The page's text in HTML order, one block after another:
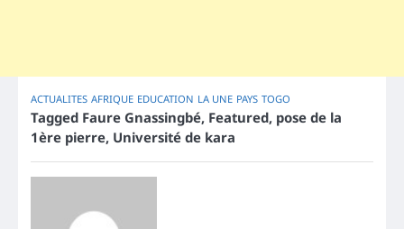
ACTUALITES AFRIQUE EDUCATION LA UNE PAYS TOGO
Tagged Faure Gnassingbé, Featured, pose de la
1ère pierre, Université de kara